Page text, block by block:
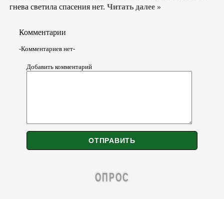
гнева светила спасения нет. Читать далее »
Комментарии
-Комментариев нет-
Добавить комментарий
ОПРОС